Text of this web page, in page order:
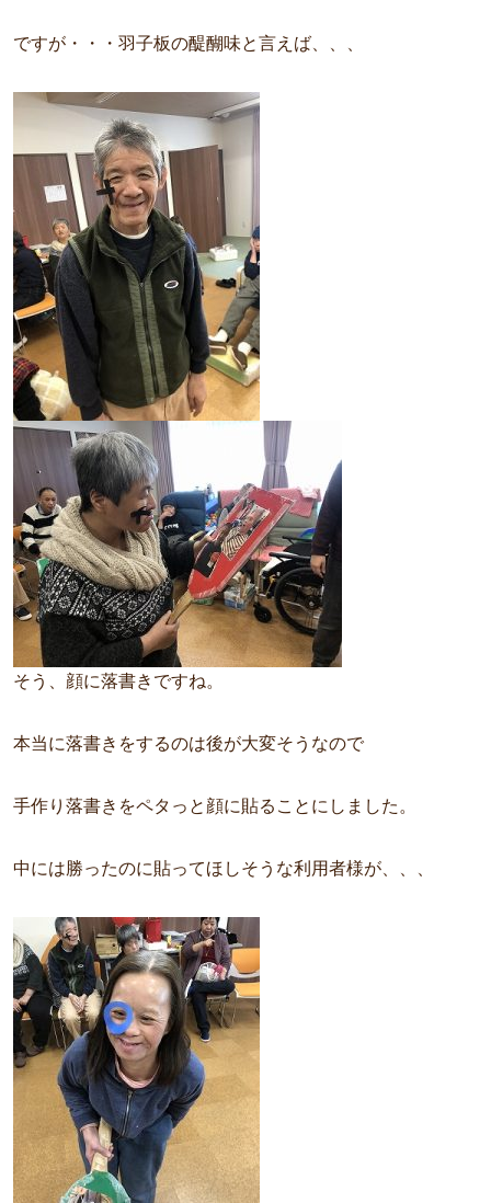
ですが・・・羽子板の醍醐味と言えば、、、
そう、顔に落書きですね。
本当に落書きをするのは後が大変そうなので
手作り落書きをペタっと顔に貼ることにしました。
中には勝ったのに貼ってほしそうな利用者様が、、、